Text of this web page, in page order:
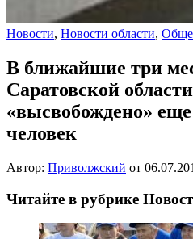
Новости, Новости области,
В ближайшие три
Саратовской
«высвобождено»
человек
Автор: Приволжский от
Читайте в рубрике